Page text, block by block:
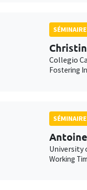
Collegio
Fostering
University
Working